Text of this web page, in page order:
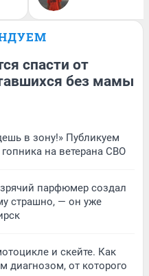
спасти от
без мамы
в зону!» Публикуем
на ветерана СВО
парфюмер создал
страшно, — он уже
и скейте. Как
диагнозом, от которого